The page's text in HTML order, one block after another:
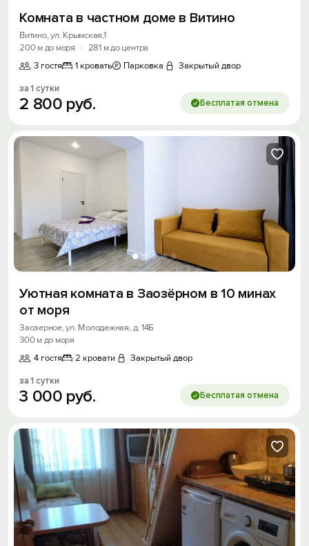
Комната в частном доме в Витино
Витино, ул. Крымская,1
200 м до моря
· 281 м до центра
3 гостя
1 кровать Парковка Закрытый двор
за 1 сутки
2 800 руб. Бесплатая отмена
Уютная комната в Зaозёрном в 10 минах
от мoря
Заозерное, ул. Молодежная, д. 14Б
300 м до моря
4 гостя
2 кровати Закрытый двор
за 1 сутки
3 000 руб. Бесплатая отмена